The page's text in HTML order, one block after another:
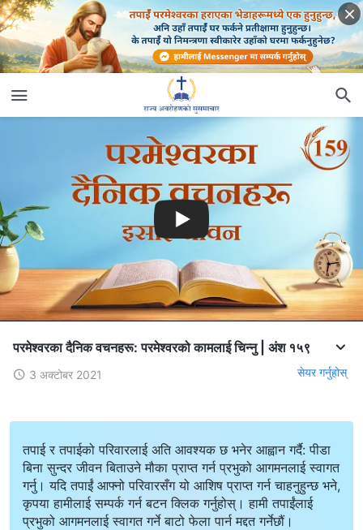
परमेश्‍वरका दैनिक वचनहरू: परमेश्‍वरको कामलाई चिन्‍नु | अंश १५९
3 अक्टोबर 2021 सेयर गर्नुहोस्
तपाई र तपाईको परिवारलाई अति आवश्यक छ भनेर आह्वान गर्दै: पीडा
बिना सुन्दर जीवन बिताउने मौका प्राप्त गर्न प्रभुको आगमनलाई स्वागत
गर्नु। यदि तपाईं आफ्नो परिवारसँग यो आशिष प्राप्त गर्न चाहनुहुन्छ भने,
कृपया हामीलाई सम्पर्क गर्न बटन क्लिक गर्नुहोस्। हामी तपाईंलाई
प्रभुको आगमनलाई स्वागत गर्ने बाटो फेला पार्न मद्दत गर्नेछौं।